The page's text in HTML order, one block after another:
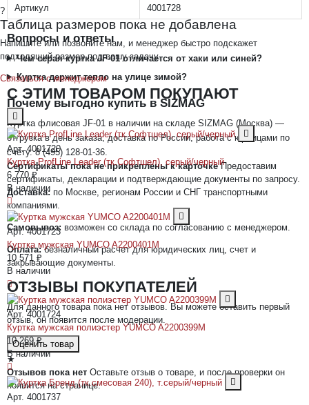
Артикул 4001728
Вопросы и ответы
Чем серая куртка JF-01 отличается от хаки или синей?
Куртка держит тепло на улице зимой?
Почему выгодно купить в SIZMAG
Куртка флисовая JF-01 в наличии на складе SIZMAG (Москва) —
отгрузка в день заказа, доставка по России, работа с юрлицами по
счёту. 8 (495) 128-01-36.
Сертификаты пока не прикреплены к карточке Предоставим
сертификаты, декларации и подтверждающие документы по запросу.
Доставка:по Москве, регионам России и СНГ транспортными
компаниями.
Самовывоз: возможен со склада по согласованию с менеджером.
Оплата:безналичный расчет для юридических лиц, счет и
закрывающие документы.
ОТЗЫВЫ ПОКУПАТЕЛЕЙ
Для данного товара пока нет отзывов. Вы можете оставить первый
отзыв, он появится после модерации.
Оценить товар
★
Отзывов пока нет Оставьте отзыв о товаре, и после проверки он
появится на странице.
?
Таблица размеров пока не добавлена
Напишите или позвоните нам, и менеджер быстро подскажет
подходящий размер под вашу задачу.
Связаться с менеджером
С ЭТИМ ТОВАРОМ ПОКУПАЮТ
Арт. 4001720
Куртка ProfLine Leader (тк.Софтшел), серый/черный
6 770 ₽
В наличии
Арт. 4001723
Куртка мужская YUMCO A2200401M
10 571 ₽
В наличии
Арт. 4001724
Куртка мужская полиэстер YUMCO A2200399M
10 269 ₽
В наличии
Арт. 4001737